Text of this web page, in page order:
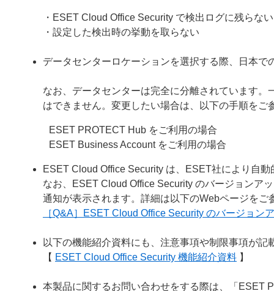
・ESET Cloud Office Security で検出ログに残らない
・設定した検出時の挙動を取らない
データセンターロケーションを選択する際、日本
なお、データセンターは完全に分離されています
はできません。変更したい場合は、以下の手順をご
ESET PROTECT Hub をご利用の場合
ESET Business Account をご利用の場合
ESET Cloud Office Security は、ESET社により自
なお、ESET Cloud Office Security のバージョンア
通知が表示されます。詳細は以下のWebページをご
［Q&A］ESET Cloud Office Security のバージョン
以下の機能紹介資料にも、注意事項や制限事項が記
【 ESET Cloud Office Security 機能紹介資料 】
本製品に関するお問い合わせをする際は、「ESET